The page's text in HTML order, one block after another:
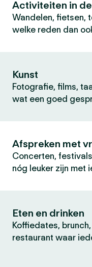
Activiteiten in
Wandelen, fietsen,
welke reden dan
Kunst
Fotografie, films,
wat een goed
Afspreken met
Concerten,
nóg leuker zijn met
Eten en drinken
Koffiedates,
restaurant waar